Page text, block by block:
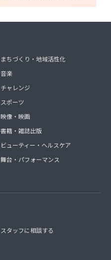
まちづくり・地域活性化
音楽
チャレンジ
スポーツ
映像・映画
書籍・雑誌出版
ビューティー・ヘルスケア
舞台・パフォーマンス
スタッフに相談する